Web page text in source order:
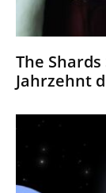
The
Jahrzehnt